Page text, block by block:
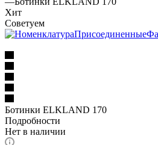
Хит
Советуем
Ботинки ELKLAND 170
Подробности
Нет в наличии